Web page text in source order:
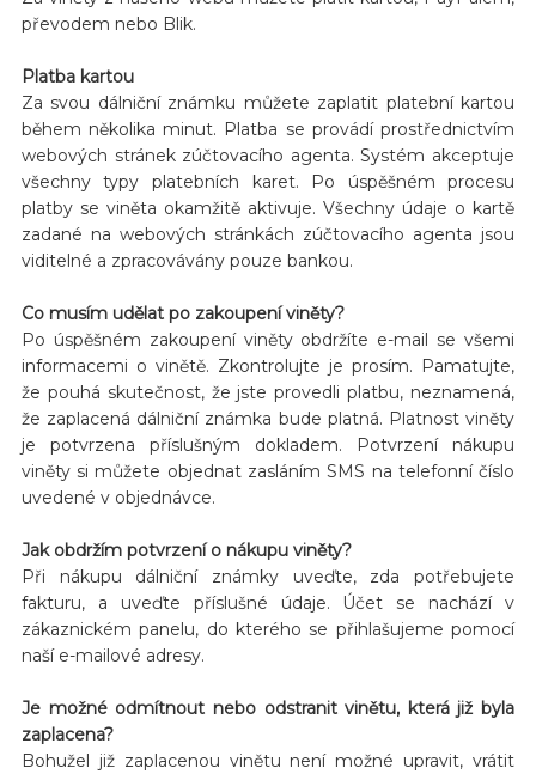
převodem nebo Blik.
Platba kartou
Za svou dálniční známku můžete zaplatit platební kartou
během několika minut. Platba se provádí prostřednictvím
webových stránek zúčtovacího agenta. Systém akceptuje
všechny typy platebních karet. Po úspěšném procesu
platby se viněta okamžitě aktivuje. Všechny údaje o kartě
zadané na webových stránkách zúčtovacího agenta jsou
viditelné a zpracovávány pouze bankou.
Co musím udělat po zakoupení viněty?
Po úspěšném zakoupení viněty obdržíte e-mail se všemi
informacemi o vinětě. Zkontrolujte je prosím. Pamatujte,
že pouhá skutečnost, že jste provedli platbu, neznamená,
že zaplacená dálniční známka bude platná. Platnost viněty
je potvrzena příslušným dokladem. Potvrzení nákupu
viněty si můžete objednat zasláním SMS na telefonní číslo
uvedené v objednávce.
Jak obdržím potvrzení o nákupu viněty?
Při nákupu dálniční známky uveďte, zda potřebujete
fakturu, a uveďte příslušné údaje. Účet se nachází v
zákaznickém panelu, do kterého se přihlašujeme pomocí
naší e-mailové adresy.
Je možné odmítnout nebo odstranit vinětu, která již byla
zaplacena?
Bohužel již zaplacenou vinětu není možné upravit, vrátit